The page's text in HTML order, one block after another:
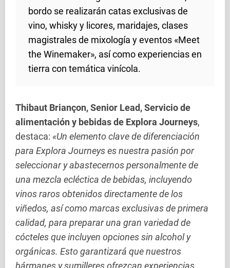
bordo se realizarán catas exclusivas de
vino, whisky y licores, maridajes, clases
magistrales de mixología y eventos «Meet
the Winemaker», así como experiencias en
tierra con temática vinícola.
Thibaut Briançon, Senior Lead, Servicio de
alimentación y bebidas de Explora Journeys,
destaca: «Un elemento clave de diferenciación
para Explora Journeys es nuestra pasión por
seleccionar y abastecernos personalmente de
una mezcla ecléctica de bebidas, incluyendo
vinos raros obtenidos directamente de los
viñedos, así como marcas exclusivas de primera
calidad, para preparar una gran variedad de
cócteles que incluyen opciones sin alcohol y
orgánicas. Esto garantizará que nuestros
bármanes y sumilleres ofrezcan experiencias